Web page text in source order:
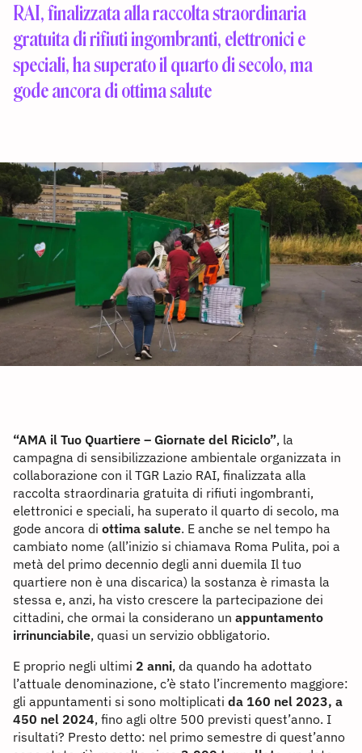
RAI, finalizzata alla raccolta straordinaria
gratuita di rifiuti ingombranti, elettronici e
speciali, ha superato il quarto di secolo, ma
gode ancora di ottima salute
“AMA il Tuo Quartiere – Giornate del Riciclo”, la
campagna di sensibilizzazione ambientale organizzata in
collaborazione con il TGR Lazio RAI, finalizzata alla
raccolta straordinaria gratuita di rifiuti ingombranti,
elettronici e speciali, ha superato il quarto di secolo, ma
gode ancora di ottima salute. E anche se nel tempo ha
cambiato nome (all’inizio si chiamava Roma Pulita, poi a
metà del primo decennio degli anni duemila Il tuo
quartiere non è una discarica) la sostanza è rimasta la
stessa e, anzi, ha visto crescere la partecipazione dei
cittadini, che ormai la considerano un appuntamento
irrinunciabile, quasi un servizio obbligatorio.
E proprio negli ultimi 2 anni, da quando ha adottato
l’attuale denominazione, c’è stato l’incremento maggiore:
gli appuntamenti si sono moltiplicati da 160 nel 2023, a
450 nel 2024, fino agli oltre 500 previsti quest’anno. I
risultati? Presto detto: nel primo semestre di quest’anno